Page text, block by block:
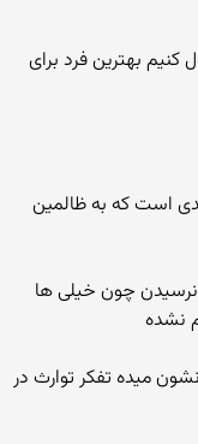
کنیم بهترین فرد برای
است که به ظالمین
نرسیدن چون خیلی ها
نشده
میده تفکر توارث در